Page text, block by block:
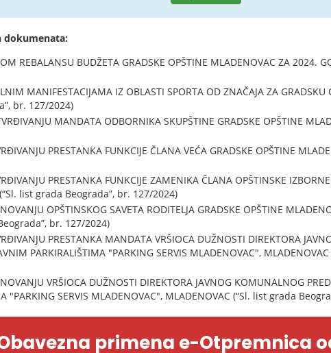
dokumenata:
REBALANSU BUDŽETA GRADSKE OPŠTINE MLADENOVAC ZA 2024.
MANIFESTACIJAMA IZ OBLASTI SPORTA OD ZNAČAJA ZA
br. 127/2024)
MANDATA ODBORNIKA SKUPŠTINE GRADSKE OPŠTINE
PRESTANKA FUNKCIJE ČLANA VEĆA GRADSKE OPŠTINE
PRESTANKA FUNKCIJE ZAMENIKA ČLANA OPŠTINSKE
list grada Beograda”, br. 127/2024)
OPŠTINSKOG SAVETA RODITELJA GRADSKE OPŠTINE
br. 127/2024)
PRESTANKA MANDATA VRŠIOCA DUŽNOSTI DIREKTORA
PARKIRALIŠTIMA "PARKING SERVIS MLADENOVAC",
VRŠIOCA DUŽNOSTI DIREKTORA JAVNOG KOMUNALNOG
"PARKING SERVIS MLADENOVAC", MLADENOVAC (“Sl. list grada
primena e-Otpremnica od